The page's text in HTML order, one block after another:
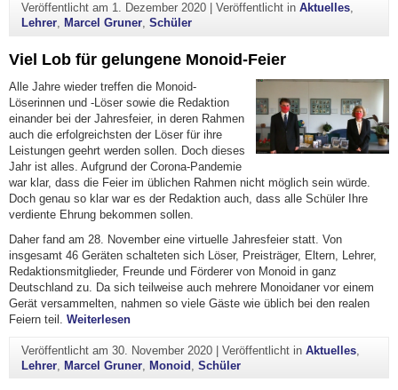
Veröffentlicht am 1. Dezember 2020| Veröffentlicht in Aktuelles,
Lehrer, Marcel Gruner, Schüler
Viel Lob für gelungene Monoid-Feier
Alle Jahre wieder treffen die Monoid-
Löserinnen und -Löser sowie die Redaktion
einander bei der Jahresfeier, in deren Rahmen
auch die erfolgreichsten der Löser für ihre
Leistungen geehrt werden sollen. Doch dieses
Jahr ist alles. Aufgrund der Corona-Pandemie
war klar, dass die Feier im üblichen Rahmen nicht möglich sein würde.
Doch genau so klar war es der Redaktion auch, dass alle Schüler Ihre
verdiente Ehrung bekommen sollen.
Daher fand am 28. November eine virtuelle Jahresfeier statt. Von
insgesamt 46 Geräten schalteten sich Löser, Preisträger, Eltern, Lehrer,
Redaktionsmitglieder, Freunde und Förderer von Monoid in ganz
Deutschland zu. Da sich teilweise auch mehrere Monoidaner vor einem
Gerät versammelten, nahmen so viele Gäste wie üblich bei den realen
Feiern teil. Weiterlesen"Viel Lob für gelungene Monoid-Feier"
Veröffentlicht am 30. November 2020| Veröffentlicht in Aktuelles,
Lehrer, Marcel Gruner, Monoid , Schüler